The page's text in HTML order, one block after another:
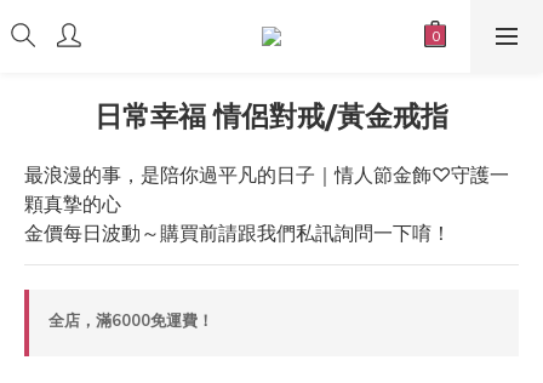
日常幸福 情侶對戒/黃金戒指
最浪漫的事，是陪你過平凡的日子｜情人節金飾♡守護一
顆真摯的心
金價每日波動～購買前請跟我們私訊詢問一下唷！
全店，滿6000免運費！